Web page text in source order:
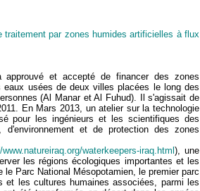
traitement par zones humides artificielles à flux
et accepté de financer des zones
usées de deux villes placées le long des
(Al Manar et Al Fuhud). Il s'agissait de
En Mars 2013, un atelier sur la technologie
pour les ingénieurs et les scientifiques des
et de protection des zones
waterkeepers-iraq.html ), une
les régions écologiques importantes et les
Parc National Mésopotamien, le premier parc
et les cultures humaines associées, parmi les